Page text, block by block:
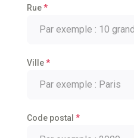
Rue*
Ville*
Code postal *